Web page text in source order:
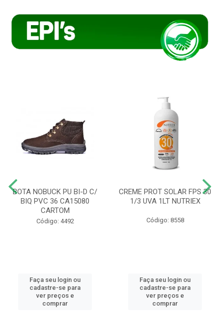
BOTA NOBUCK PU BI-D C/
BIQ PVC 36 CA15080
CARTOM
Código: 4492
Faça seu login ou
cadastre-se para
ver preços e
comprar
CREME PROT SOLAR FPS 30
1/3 UVA 1LT NUTRIEX
Código: 8558
Faça seu login ou
cadastre-se para
ver preços e
comprar